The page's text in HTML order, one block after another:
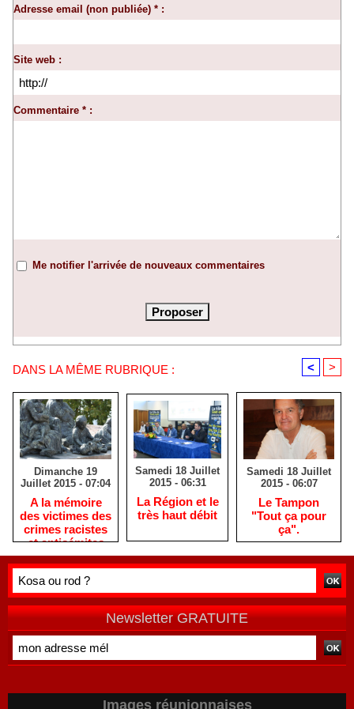
Adresse email (non publiée) * :
Site web :
Commentaire * :
Me notifier l'arrivée de nouveaux commentaires
DANS LA MÊME RUBRIQUE : < >
Dimanche 19
Juillet 2015 - 07:04
A la mémoire
des victimes des
crimes racistes
et antisémites
Samedi 18 Juillet
2015 - 06:31
La Région et le
très haut débit
Samedi 18 Juillet
2015 - 06:07
Le Tampon
"Tout ça pour
ça".
Newsletter GRATUITE
Images réunionnaises